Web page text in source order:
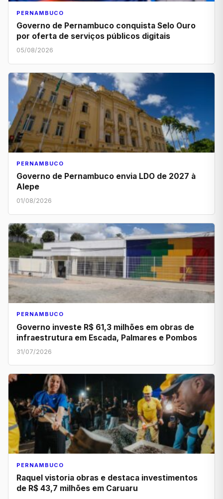
PERNAMBUCO
Governo de Pernambuco conquista Selo Ouro
por oferta de serviços públicos digitais
05/08/2026
PERNAMBUCO
Governo de Pernambuco envia LDO de 2027 à
Alepe
01/08/2026
PERNAMBUCO
Governo investe R$ 61,3 milhões em obras de
infraestrutura em Escada, Palmares e Pombos
31/07/2026
PERNAMBUCO
Raquel vistoria obras e destaca investimentos
de R$ 43,7 milhões em Caruaru